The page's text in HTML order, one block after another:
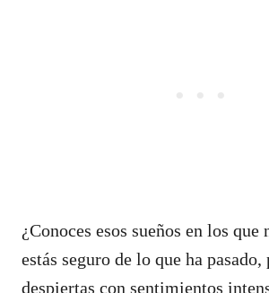
¿Conoces esos sueños en los que
estás seguro de lo que ha pasado,
despiertas con sentimientos